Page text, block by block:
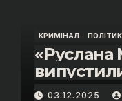
КРИМІНАЛ
«Руслана
03.12.2025